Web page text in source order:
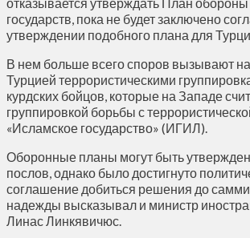
государств, пока не будет заключено
утверждении подобного плана для
В нем больше всего споров вызывают
Турцией террористическими
курдских бойцов, которые на Западе
группировкой борьбы с
«Исламское государство» (ИГИЛ).
Оборонные планы могут быть
послов, однако было достигнуто
соглашение добиться решения до
надежды высказывал и министр
Линас Линкявичюс.